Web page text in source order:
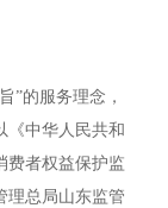
”的服务理念，
《中华人民共和
费者权益保护监
理总局山东监管